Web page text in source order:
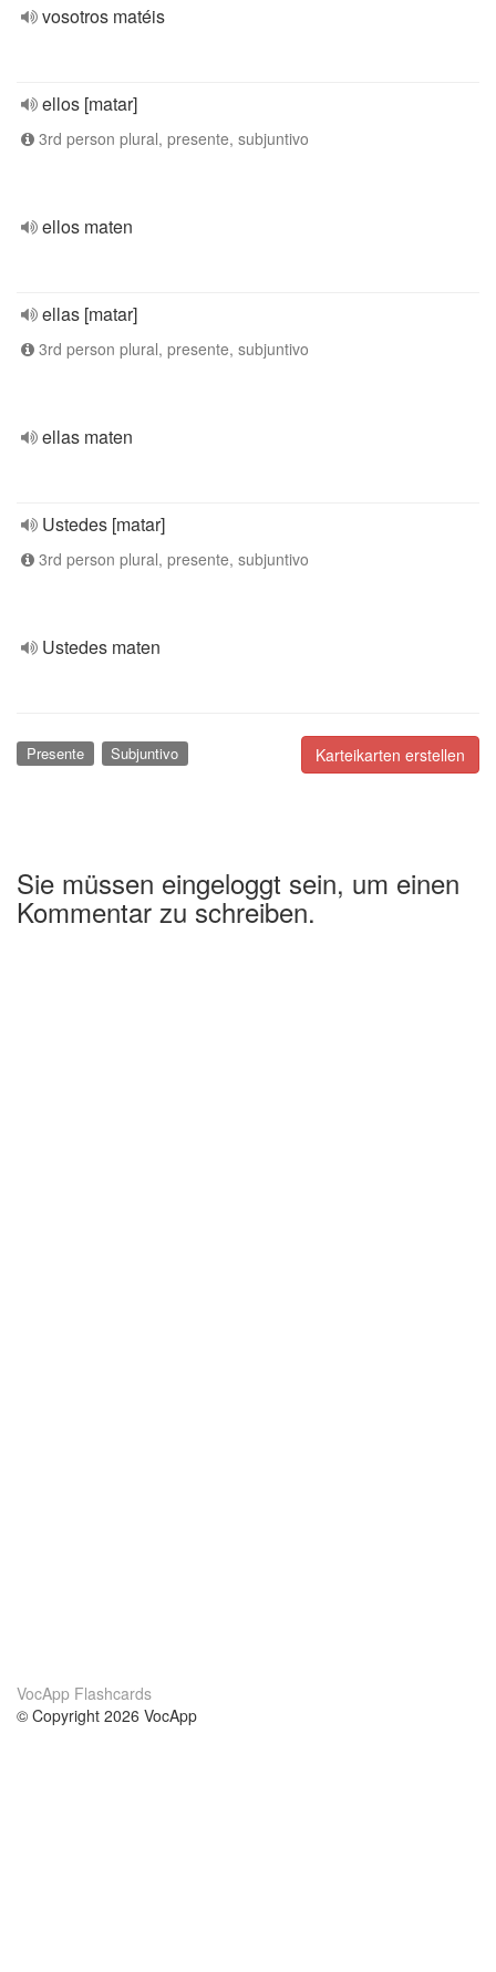
vosotros matéis
ellos [matar]
3rd person plural, presente, subjuntivo
ellos maten
ellas [matar]
3rd person plural, presente, subjuntivo
ellas maten
Ustedes [matar]
3rd person plural, presente, subjuntivo
Ustedes maten
Karteikarten erstellen
Presente Subjuntivo
Sie müssen eingeloggt sein, um einen
Kommentar zu schreiben.
VocApp Flashcards
© Copyright 2026 VocApp